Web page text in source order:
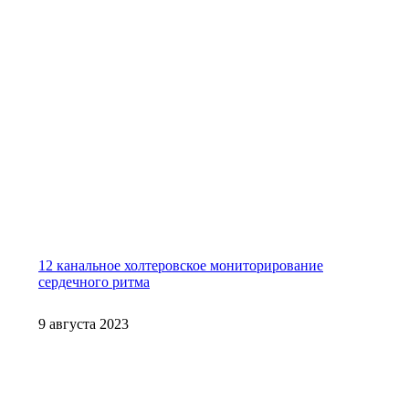
9 августа 2023
12 канальное холтеровское мониторирование
сердечного ритма